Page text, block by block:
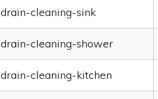
drain-cleaning-sink
drain-cleaning-shower
drain-cleaning-kitchen